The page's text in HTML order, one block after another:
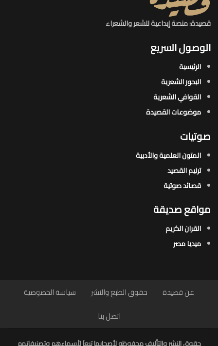
قصيدة: منصة إبداعية للشعر والشعراء
الوصول السريع
الرئيسية
البحور الشعرية​
القوافي الشعرية​
موضوعات القصيدة​
صوتيات
المتون العلمية والأدبية
ترنيم القصيد
قصائد صوتية
مواقع صديقة
القران الكريم
ميديا مصر
عن قصيدة حقوق الطبع والنشر
سياسة الخصوصية
اتصل بنا